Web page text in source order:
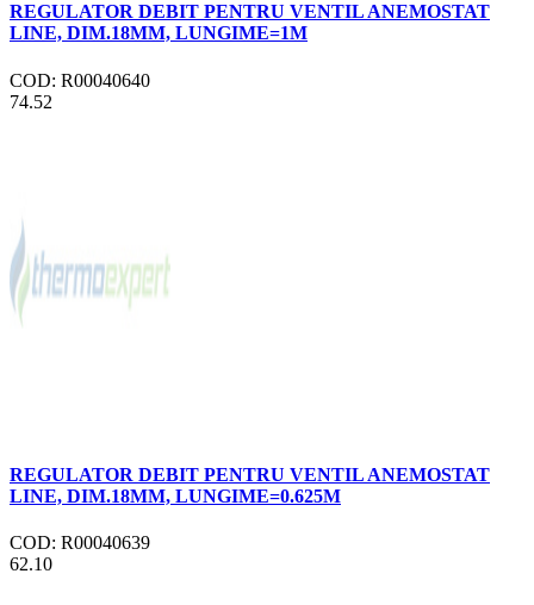
REGULATOR DEBIT PENTRU VENTIL ANEMOSTAT
LINE, DIM.18MM, LUNGIME=1M
COD: R00040640
74.52
REGULATOR DEBIT PENTRU VENTIL ANEMOSTAT
LINE, DIM.18MM, LUNGIME=0.625M
COD: R00040639
62.10